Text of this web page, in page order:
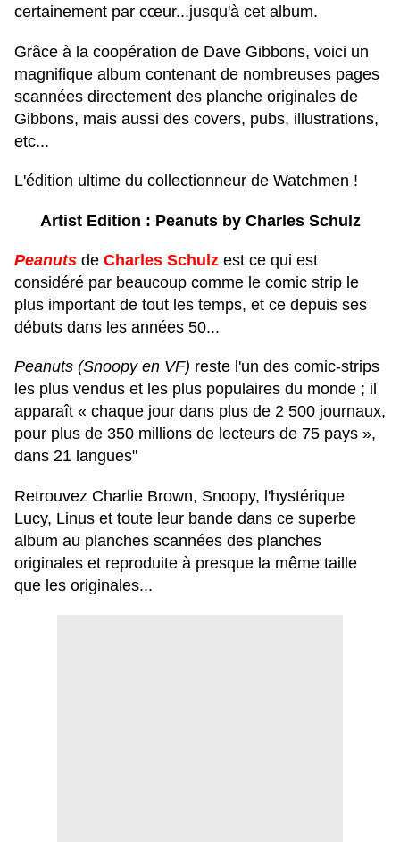
certainement par cœur...jusqu'à cet album.
Grâce à la coopération de Dave Gibbons, voici un
magnifique album contenant de nombreuses pages
scannées directement des planche originales de
Gibbons, mais aussi des covers, pubs, illustrations,
etc...
L'édition ultime du collectionneur de Watchmen !
Artist Edition : Peanuts by Charles Schulz
Peanuts de Charles Schulz est ce qui est
considéré par beaucoup comme le comic strip le
plus important de tout les temps, et ce depuis ses
débuts dans les années 50...
Peanuts (Snoopy en VF) reste l'un des comic-strips
les plus vendus et les plus populaires du monde ; il
apparaît « chaque jour dans plus de 2 500 journaux,
pour plus de 350 millions de lecteurs de 75 pays »,
dans 21 langues"
Retrouvez Charlie Brown, Snoopy, l'hystérique
Lucy, Linus et toute leur bande dans ce superbe
album au planches scannées des planches
originales et reproduite à presque la même taille
que les originales...